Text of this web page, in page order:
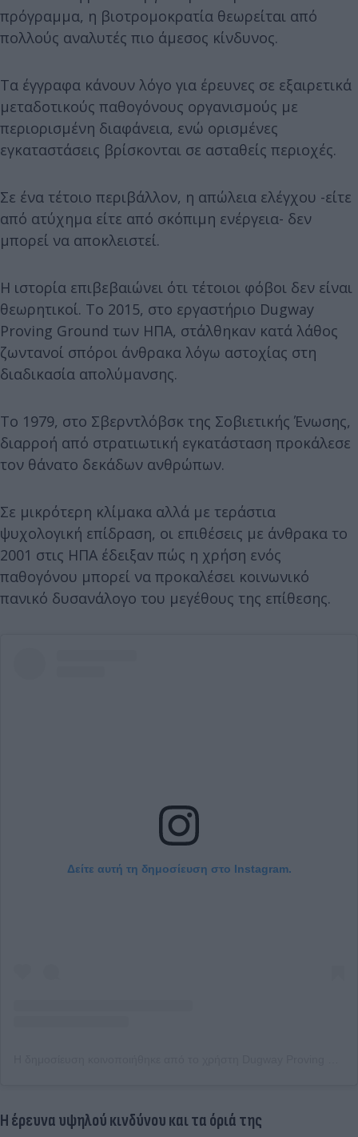
πρόγραμμα, η βιοτρομοκρατία θεωρείται από
πολλούς αναλυτές πιο άμεσος κίνδυνος.
Τα έγγραφα κάνουν λόγο για έρευνες σε εξαιρετικά
μεταδοτικούς παθογόνους οργανισμούς με
περιορισμένη διαφάνεια, ενώ ορισμένες
εγκαταστάσεις βρίσκονται σε ασταθείς περιοχές.
Σε ένα τέτοιο περιβάλλον, η απώλεια ελέγχου -είτε
από ατύχημα είτε από σκόπιμη ενέργεια- δεν
μπορεί να αποκλειστεί.
Η ιστορία επιβεβαιώνει ότι τέτοιοι φόβοι δεν είναι
θεωρητικοί. Το 2015, στο εργαστήριο Dugway
Proving Ground των ΗΠΑ, στάλθηκαν κατά λάθος
ζωντανοί σπόροι άνθρακα λόγω αστοχίας στη
διαδικασία απολύμανσης.
Το 1979, στο Σβερντλόβσκ της Σοβιετικής Ένωσης,
διαρροή από στρατιωτική εγκατάσταση προκάλεσε
τον θάνατο δεκάδων ανθρώπων.
Σε μικρότερη κλίμακα αλλά με τεράστια
ψυχολογική επίδραση, οι επιθέσεις με άνθρακα το
2001 στις ΗΠΑ έδειξαν πώς η χρήση ενός
παθογόνου μπορεί να προκαλέσει κοινωνικό
πανικό δυσανάλογο του μεγέθους της επίθεσης.
Δείτε αυτή τη δημοσίευση στο Instagram.
Η έρευνα υψηλού κινδύνου και τα όριά της